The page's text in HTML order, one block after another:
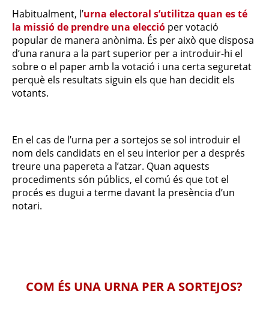
Habitualment, l’urna electoral s’utilitza quan es té
la missió de prendre una elecció per votació
popular de manera anònima. És per això que disposa
d’una ranura a la part superior per a introduir-hi el
sobre o el paper amb la votació i una certa seguretat
perquè els resultats siguin els que han decidit els
votants.
En el cas de l’urna per a sortejos se sol introduir el
nom dels candidats en el seu interior per a després
treure una papereta a l’atzar. Quan aquests
procediments són públics, el comú és que tot el
procés es dugui a terme davant la presència d’un
notari.
COM ÉS UNA URNA PER A SORTEJOS?